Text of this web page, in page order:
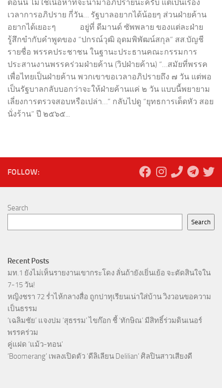
ตอนนี้ ไม่ใช่เนื้อหาที่จะนำมาอภิปรายนะครับ แต่เป็นเรื่อง
เวลาการอภิปราย กี่วัน… รัฐบาลอยากได้น้อยๆ ส่วนฝ่ายค้าน
อยากได้เยอะๆ อยู่ที่ ดีมานด์ ซัพพลาย ของแต่ละฝ่าย
รู้สึกขำกับคำพูดของ “ปกรณ์วุฒิ อุดมพิพัฒน์สกุล” สส.บัญชี
รายชื่อ พรรคประชาชน ในฐานะประธานคณะกรรมการ
ประสานงานพรรคร่วมฝ่ายค้าน (วิปฝ่ายค้าน) “…สมัยที่พรรค
เพื่อไทยเป็นฝ่ายค้าน พวกเขาขอเวลาอภิปรายถึง ๗ วัน แต่พอ
เป็นรัฐบาลกลับบอกว่าจะให้ฝ่ายค้านแค่ ๒ วัน แบบนี้พยายาม
เลี่ยงการตรวจสอบหรือเปล่า…” กลับไปดู “ยุทธการเด็ดหัว สอย
นั่งร้าน” ปี ๒๕๖๕...
FOLLOW:
Search
Search
Recent Posts
มท.1 ยังไม่เห็นรายงานเขากระโดง ลั่นถ้ายังเยิ่นเย้อ จะตัดสินใจใน
7-15 วัน!
หญิงชรา 72 ร่ำไห้กลางสื่อ ถูกปาทุเรียนเน่าใส่บ้าน วิงวอนขอความ
เป็นธรรม
‘เฉลิมชัย’ แจงปม ‘สุธรรม’ ไขก๊อก ชี้ ‘ทักษิณ’ มีสิทธิ์ร่วมดินเนอร์
พรรคร่วม
คู่แฝด ‘แม้ว-ทอน’
‘Boomerang’ เพลงเปิดตัว ‘ดีลิเลียน Delilian’ ศิลปินสาวเสียงดี